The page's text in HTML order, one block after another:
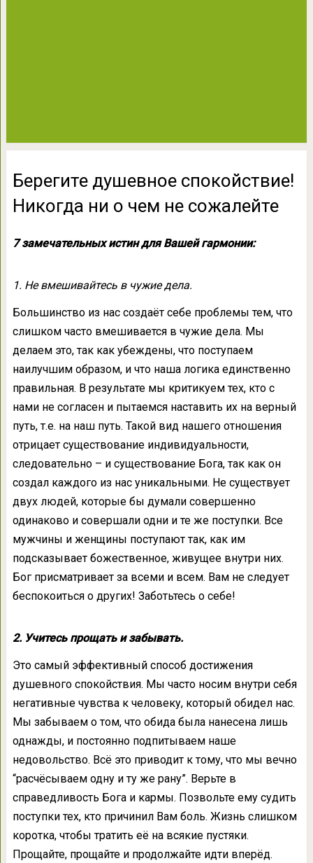
Берегите душевное спокойствие!
Никогда ни о чем не сожалейте
7 замечательных истин для Вашей гармонии:
1. Не вмешивайтесь в чужие дела.
Большинство из нас создаёт себе проблемы тем, что
слишком часто вмешивается в чужие дела. Мы
делаем это, так как убеждены, что поступаем
наилучшим образом, и что наша логика единственно
правильная. В результате мы критикуем тех, кто с
нами не согласен и пытаемся наставить их на верный
путь, т.е. на наш путь. Такой вид нашего отношения
отрицает существование индивидуальности,
следовательно – и существование Бога, так как он
создал каждого из нас уникальными. Не существует
двух людей, которые бы думали совершенно
одинаково и совершали одни и те же поступки. Все
мужчины и женщины поступают так, как им
подсказывает божественное, живущее внутри них.
Бог присматривает за всеми и всем. Вам не следует
беспокоиться о других! Заботьтесь о себе!
2. Учитесь прощать и забывать.
Это самый эффективный способ достижения
душевного спокойствия. Мы часто носим внутри себя
негативные чувства к человеку, который обидел нас.
Мы забываем о том, что обида была нанесена лишь
однажды, и постоянно подпитываем наше
недовольство. Всё это приводит к тому, что мы вечно
“расчёсываем одну и ту же рану”. Верьте в
справедливость Бога и кармы. Позвольте ему судить
поступки тех, кто причинил Вам боль. Жизнь слишком
коротка, чтобы тратить её на всякие пустяки.
Прощайте, прощайте и продолжайте идти вперёд.